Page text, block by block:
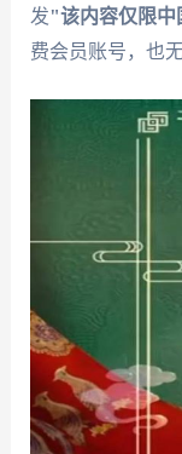
发"该内容仅限中
费会员账号，也